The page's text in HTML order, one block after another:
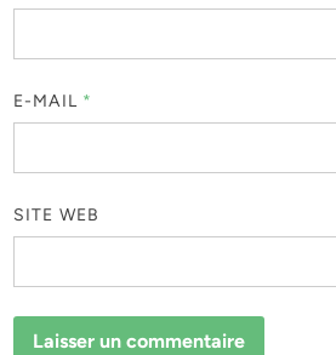
E-MAIL *
SITE WEB